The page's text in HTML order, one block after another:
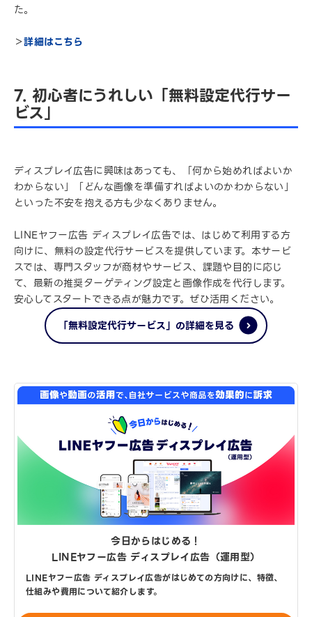
た。
＞詳細はこちら
7. 初心者にうれしい「無料設定代行サー
ビス」
ディスプレイ広告に興味はあっても、「何から始めればよいか
わからない」「どんな画像を準備すればよいのかわからない」
といった不安を抱える方も少なくありません。
LINEヤフー広告 ディスプレイ広告では、はじめて利用する方
向けに、無料の設定代行サービスを提供しています。本サービ
スでは、専門スタッフが商材やサービス、課題や目的に応じ
て、最新の推奨ターゲティング設定と画像作成を代行します。
安心してスタートできる点が魅力です。ぜひ活用ください。
「無料設定代行サービス」の詳細を見る
今日からはじめる！
LINEヤフー広告 ディスプレイ広告（運用型）
LINEヤフー広告 ディスプレイ広告がはじめての方向けに、特徴、
仕組みや費用について紹介します。